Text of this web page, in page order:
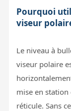
Pourquoi
viseur
Le niveau à
viseur polaire
mise en
réticule. Sans